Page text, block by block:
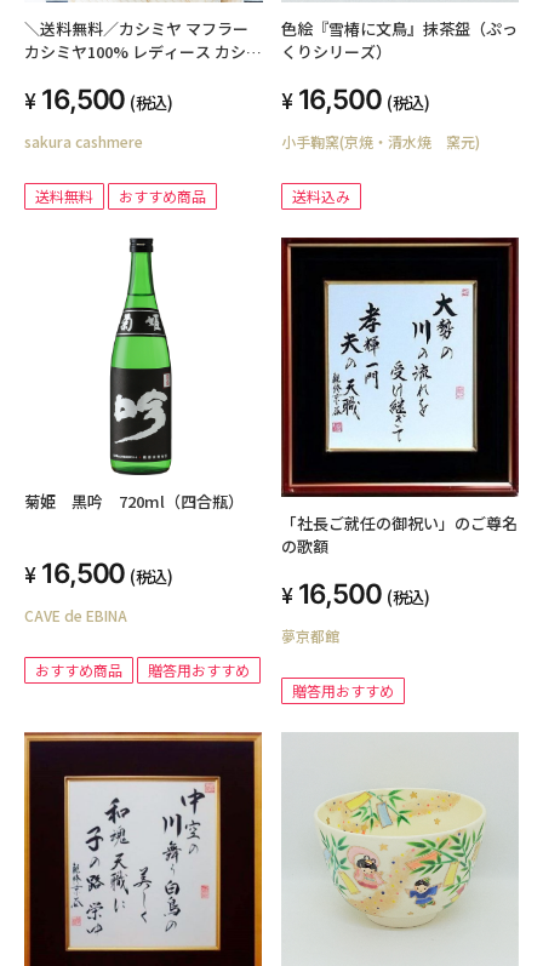
＼送料無料／カシミヤ マフラー
カシミヤ100% レディース カシミ
無料 無地 GOBI ゴビ オーガニッ
ク メンズ ギフト 誕生日 プレゼン
ト 秋冬 白 ベージュ グレージュ
16,500 (税込)
sakura cashmere
送料無料 おすすめ商品
色絵『雪椿に文鳥』抹茶盌（ぷっ
くりシリーズ）
16,500 (税込)
小手鞠窯(京焼・清水焼 窯元)
送料込み
菊姫 黒吟 720ml（四合瓶）
16,500 (税込)
CAVE de EBINA
おすすめ商品 贈答用おすすめ
「社長ご就任の御祝い」のご尊名
の歌額
16,500 (税込)
夢京都館
贈答用おすすめ